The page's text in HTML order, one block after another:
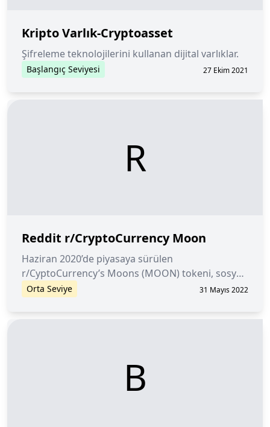
Kripto Varlık-Cryptoasset
Şifreleme teknolojilerini kullanan dijital varlıklar.
Başlangıç Seviyesi 27 Ekim 2021
R
Reddit r/CryptoCurrency Moon
Haziran 2020’de piyasaya sürülen
r/CyptoCurrency’s Moons (MOON) tokeni, sosyal
haber toplama, içerik derecelendirme ve topluluk
Orta Seviye 31 Mayıs 2022
B